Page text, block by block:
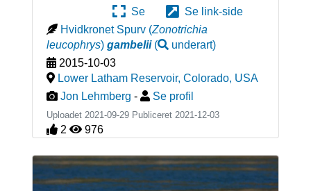
Se
Se link-side
Hvidkronet Spurv (Zonotrichia
leucophrys) gambelii( underart)
2015-10-03
Lower Latham Reservoir, Colorado, USA
Jon Lehmberg - Se profil
Uploadet 2021-09-29 Publiceret 2021-12-03
2 976